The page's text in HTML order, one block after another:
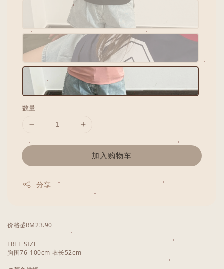
数量
加入购物车
分享
价格💰RM23.90
FREE SIZE
胸围76-100cm 衣长52cm